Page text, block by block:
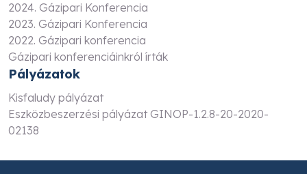
2024. Gázipari Konferencia
2023. Gázipari Konferencia
2022. Gázipari konferencia
Gázipari konferenciáinkról írták
Pályázatok
Kisfaludy pályázat
Eszközbeszerzési pályázat GINOP-1.2.8-20-2020-
02138